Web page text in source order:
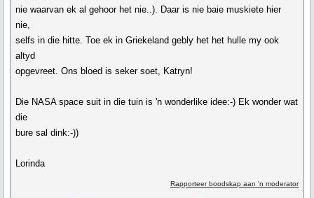
nie waarvan ek al gehoor het nie..). Daar is nie baie muskiete hier
nie,
selfs in die hitte. Toe ek in Griekeland gebly het het hulle my ook
altyd
opgevreet. Ons bloed is seker soet, Katryn!
Die NASA space suit in die tuin is 'n wonderlike idee:-) Ek wonder wat
die
bure sal dink:-))
Lorinda
Rapporteer boodskap aan 'n moderator